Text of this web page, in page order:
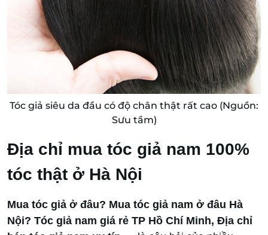
Tóc giả siêu da đầu có độ chân thật rất cao (Nguồn:
Sưu tầm)
Địa chỉ mua tóc giả nam 100%
tóc thật ở Hà Nội
Mua tóc giả ở đâu? Mua tóc giả nam ở đâu Hà
Nội? Tóc giả nam giá rẻ TP Hồ Chí Minh, Địa chỉ